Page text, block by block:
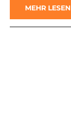
MEHR LESEN